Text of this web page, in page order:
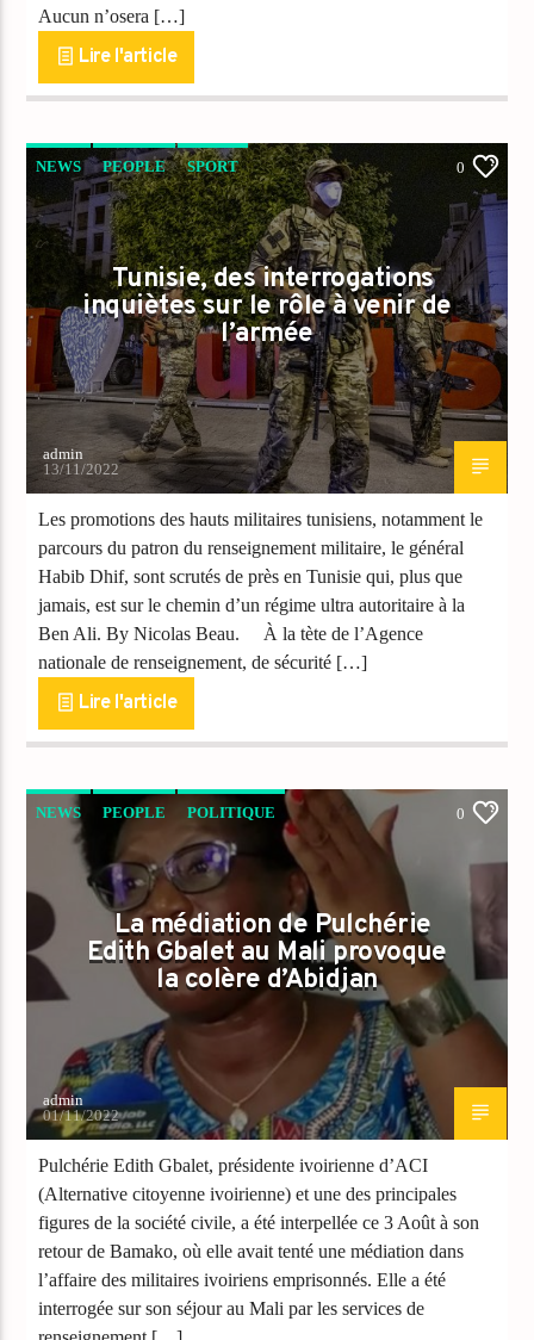
Aucun n’osera […]
Lire l'article
NEWS PEOPLE SPORT 0
Tunisie, des interrogations
inquiètes sur le rôle à venir de
l’armée
admin
13/11/2022
Les promotions des hauts militaires tunisiens, notamment le
parcours du patron du renseignement militaire, le général
Habib Dhif, sont scrutés de près en Tunisie qui, plus que
jamais, est sur le chemin d’un régime ultra autoritaire à la
Ben Ali. By Nicolas Beau. À la tète de l’Agence
nationale de renseignement, de sécurité […]
Lire l'article
NEWS PEOPLE POLITIQUE 0
La médiation de Pulchérie
Edith Gbalet au Mali provoque
la colère d’Abidjan
admin
01/11/2022
Pulchérie Edith Gbalet, présidente ivoirienne d’ACI
(Alternative citoyenne ivoirienne) et une des principales
figures de la société civile, a été interpellée ce 3 Août à son
retour de Bamako, où elle avait tenté une médiation dans
l’affaire des militaires ivoiriens emprisonnés. Elle a été
interrogée sur son séjour au Mali par les services de